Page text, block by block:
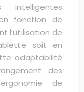
intelligentes
fonction de
l’utilisation de
soit en
adaptabilité
des
de